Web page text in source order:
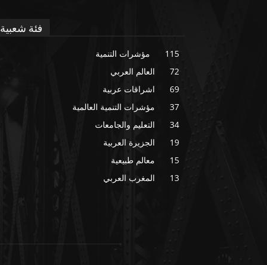
فئة شعبية
مؤشرات التنمية
115
العالم العربي
72
اشراقات عربية
69
مؤشرات التنمية العالمية
37
التعليم والجامعات
34
الجزيرة العربية
19
معالم طبيعية
15
المغرب العربي
13